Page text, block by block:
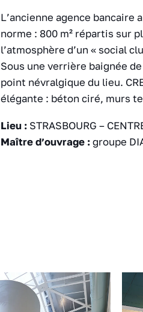
L’ancienne agence bancaire
norme : 800 m² répartis sur
l’atmosphère d’un « social
Sous une verrière baignée
point névralgique du lieu.
élégante : béton ciré, murs
Lieu :STRASBOURG –
Maître d’ouvrage :groupe